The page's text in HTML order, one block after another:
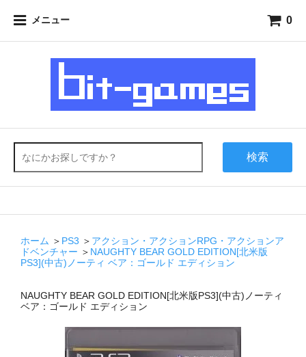
メニュー 0
検索
ホーム ＞ PS3 ＞ アクション・アクションRPG・アクションア
ドベンチャー ＞ NAUGHTY BEAR GOLD EDITION[北米版
PS3](中古)ノーティ ベア：ゴールド エディション
NAUGHTY BEAR GOLD EDITION[北米版PS3](中古)ノーティ
ベア：ゴールド エディション